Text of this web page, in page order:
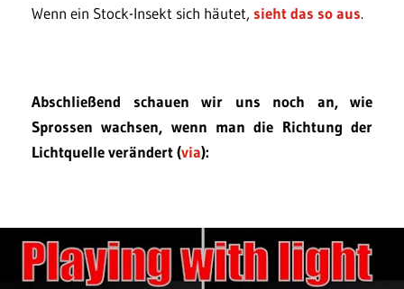
Wenn ein Stock-Insekt sich häutet, sieht das so aus.
Abschließend schauen wir uns noch an, wie
Sprossen wachsen, wenn man die Richtung der
Lichtquelle verändert (via):